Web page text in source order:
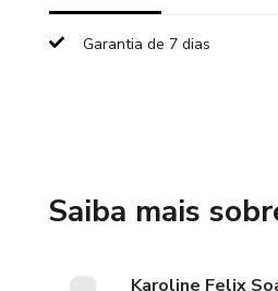
Garantia de 7 dias
Saiba mais
Karoline Felix